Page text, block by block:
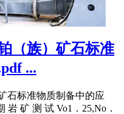
（族）矿石标准
...
石标准物质制备中的应
岩 矿 测 试 Vo1．25,No．